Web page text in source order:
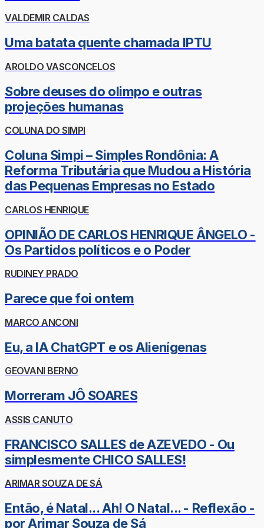
VALDEMIR CALDAS
Uma batata quente chamada IPTU
AROLDO VASCONCELOS
Sobre deuses do olimpo e outras
projeções humanas
COLUNA DO SIMPI
Coluna Simpi – Simples Rondônia: A
Reforma Tributária que Mudou a História
das Pequenas Empresas no Estado
CARLOS HENRIQUE
OPINIÃO DE CARLOS HENRIQUE ÂNGELO -
Os Partidos políticos e o Poder
RUDINEY PRADO
Parece que foi ontem
MARCO ANCONI
Eu, a IA ChatGPT e os Alienígenas
GEOVANI BERNO
Morreram JÔ SOARES
ASSIS CANUTO
FRANCISCO SALLES de AZEVEDO - Ou
simplesmente CHICO SALLES!
ARIMAR SOUZA DE SÁ
Então, é Natal... Ah! O Natal... - Reflexão -
por Arimar Souza de Sá